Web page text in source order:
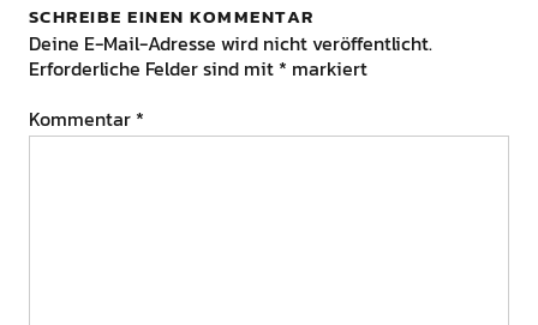
SCHREIBE EINEN KOMMENTAR
Deine E-Mail-Adresse wird nicht veröffentlicht.
Erforderliche Felder sind mit * markiert
Kommentar *